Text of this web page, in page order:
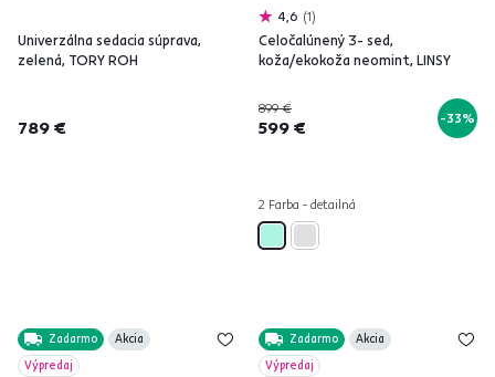
Univerzálna sedacia súprava,
zelená, TORY ROH
789 €
4,6 1
Celočalúnený 3- sed,
koža/ekokoža neomint, LINSY
899 €
599 € -33%
2 Farba - detailná
Zadarmo
Akcia
Výpredaj
Zadarmo
Akcia
Výpredaj